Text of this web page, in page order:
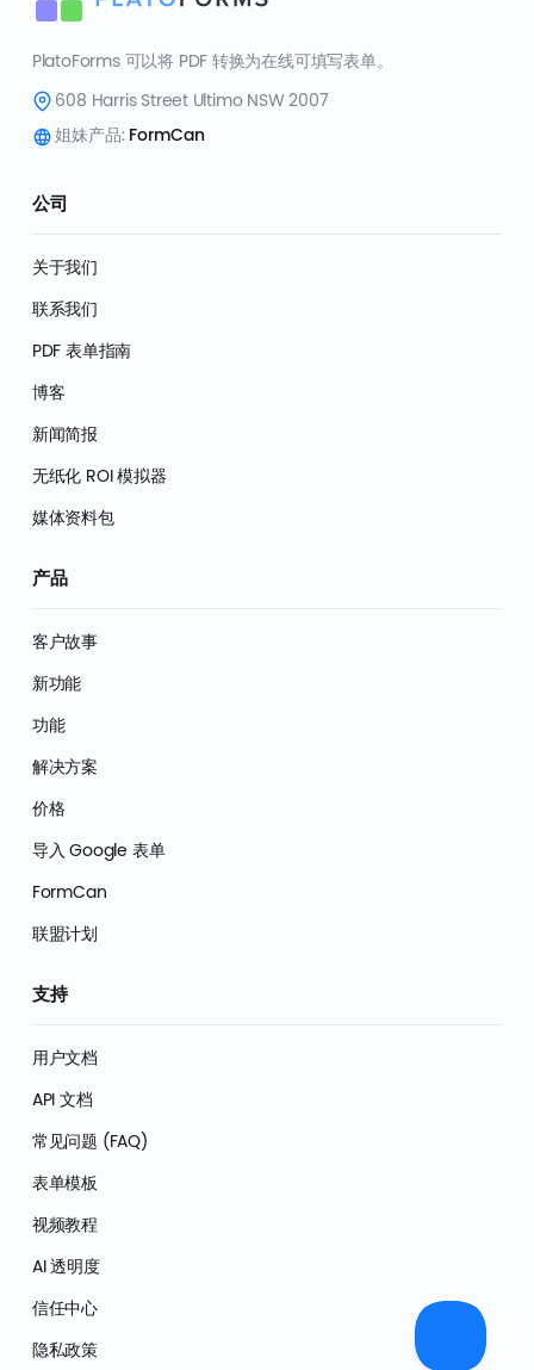
PlatoForms 可以将 PDF 转换为在线可填写表单。
608 Harris Street Ultimo NSW 2007
姐妹产品: FormCan
公司
关于我们
联系我们
PDF 表单指南
博客
新闻简报
无纸化 ROI 模拟器
媒体资料包
产品
客户故事
新功能
功能
解决方案
价格
导入 Google 表单
FormCan
联盟计划
支持
用户文档
API 文档
常见问题 (FAQ)
表单模板
视频教程
AI 透明度
信任中心
隐私政策